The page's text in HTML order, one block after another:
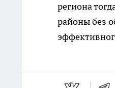
региона
районы без